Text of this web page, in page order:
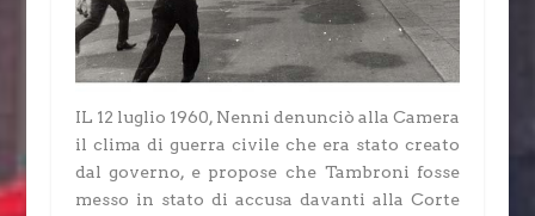
IL 12 luglio 1960, Nenni denunciò alla Camera
il clima di guerra civile che era stato creato
dal governo, e propose che Tambroni fosse
messo in stato di accusa davanti alla Corte